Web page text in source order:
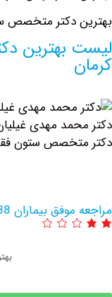
دکتر متخصص
بهترین دکتر
مهدی غیلیان
ستون فقرات
بیماران 338
بهترین